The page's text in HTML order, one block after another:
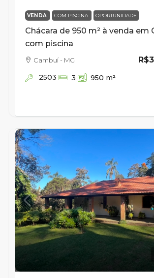
VENDA COM PISCINA OPORTUNIDADE
Chácara de 950 m² à venda em
com piscina
Cambuí - MG
2503 3 950 m²